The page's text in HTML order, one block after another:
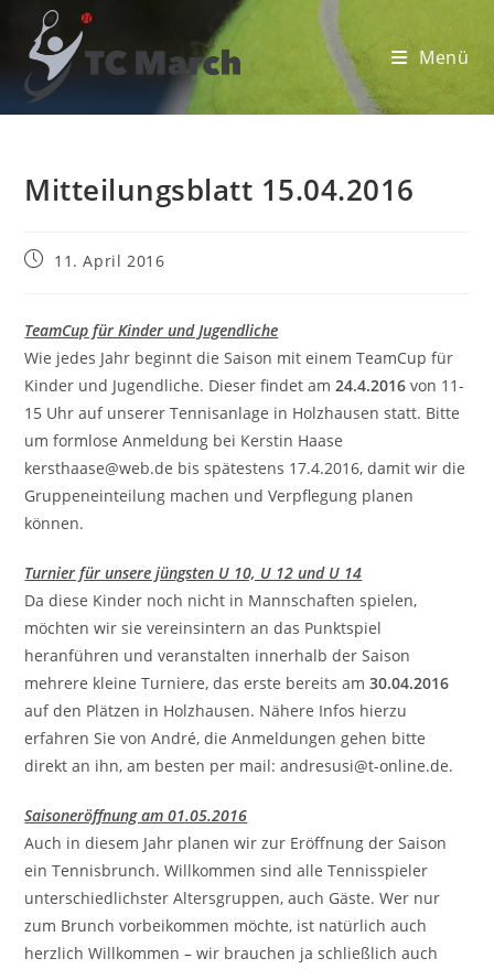
Inhalt
springen
Menü
Mitteilungsblatt 15.04.2016
Beitrag11. April 2016
TeamCup für Kinder und Jugendliche
Wie jedes Jahr beginnt die Saison mit einem TeamCup für
Kinder und Jugendliche. Dieser findet am24.4.2016 von 11-
15 Uhr auf unserer Tennisanlage in Holzhausen statt. Bitte
um formlose Anmeldung bei Kerstin Haase
kersthaase@web.de bis spätestens 17.4.2016, damit wir die
Gruppeneinteilung machen und Verpflegung planen
können.
Turnier für unsere jüngsten U 10, U 12 und U 14
Da diese Kinder noch nicht in Mannschaften spielen,
möchten wir sie vereinsintern an das Punktspiel
heranführen und veranstalten innerhalb der Saison
mehrere kleine Turniere, das erste bereits am30.04.2016
auf den Plätzen in Holzhausen. Nähere Infos hierzu
erfahren Sie von André, die Anmeldungen gehen bitte
direkt an ihn, am besten per mail: andresusi@t-online.de.
Saisoneröffnung am 01.05.2016
Auch in diesem Jahr planen wir zur Eröffnung der Saison
ein Tennisbrunch. Willkommen sind alle Tennisspieler
unterschiedlichster Altersgruppen, auch Gäste. Wer nur
zum Brunch vorbeikommen möchte, ist natürlich auch
herzlich Willkommen – wir brauchen ja schließlich auch